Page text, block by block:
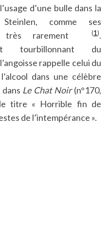
d’une bulle dans la
comme ses
très rarement(1).
tourbillonnant du
rappelle celui du
dans une célèbre
Le Chat Noir(n°170,
titre « Horrible fin de
de l’intempérance ».